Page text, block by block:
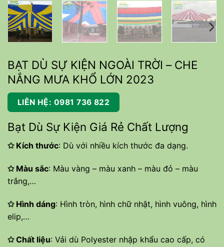
BẠT DÙ SỰ KIỆN NGOÀI TRỜI – CHE
NẮNG MƯA KHỔ LỚN 2023
LIÊN HỆ: 0981 736 822
Bạt Dù Sự Kiện Giá Rẻ Chất Lượng
✩ Kích thước: Dù với nhiều kích thước đa dạng.
✩ Màu sắc: Màu vàng – màu xanh – màu đỏ – màu
trắng,…
✩ Hình dáng: Hình tròn, hình chữ nhật, hình vuông, hình
elip,…
✩Chất liệu: Vải dù Polyester nhập khẩu cao cấp, có